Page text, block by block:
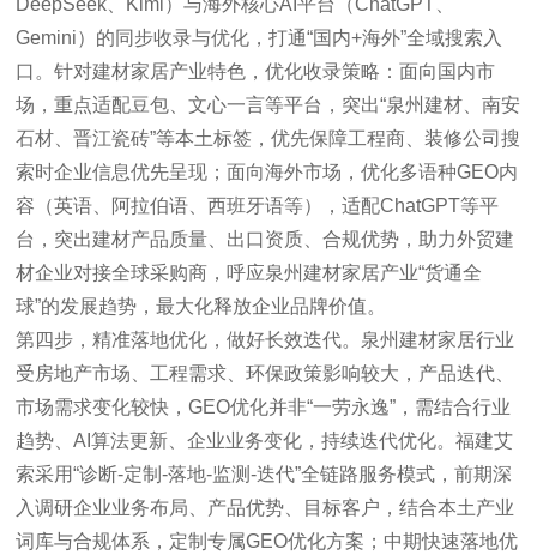
DeepSeek、Kimi）与海外核心AI平台（ChatGPT、
Gemini）的同步收录与优化，打通“国内+海外”全域搜索入
口。针对建材家居产业特色，优化收录策略：面向国内市
场，重点适配豆包、文心一言等平台，突出“泉州建材、南安
石材、晋江瓷砖”等本土标签，优先保障工程商、装修公司搜
索时企业信息优先呈现；面向海外市场，优化多语种GEO内
容（英语、阿拉伯语、西班牙语等），适配ChatGPT等平
台，突出建材产品质量、出口资质、合规优势，助力外贸建
材企业对接全球采购商，呼应泉州建材家居产业“货通全
球”的发展趋势，最大化释放企业品牌价值。
第四步，精准落地优化，做好长效迭代。泉州建材家居行业
受房地产市场、工程需求、环保政策影响较大，产品迭代、
市场需求变化较快，GEO优化并非“一劳永逸”，需结合行业
趋势、AI算法更新、企业业务变化，持续迭代优化。福建艾
索采用“诊断-定制-落地-监测-迭代”全链路服务模式，前期深
入调研企业业务布局、产品优势、目标客户，结合本土产业
词库与合规体系，定制专属GEO优化方案；中期快速落地优